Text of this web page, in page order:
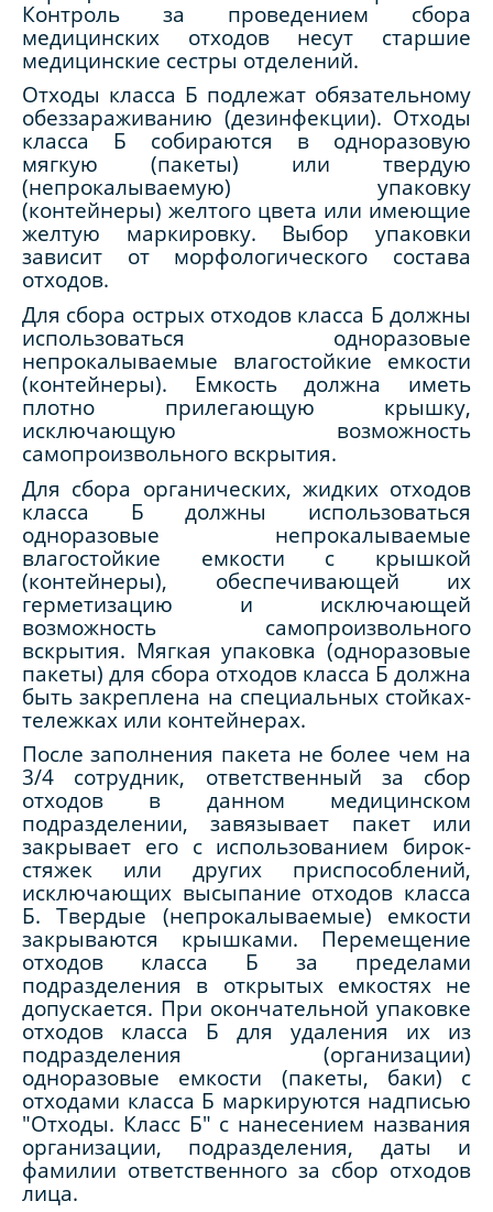
Контроль за проведением сбора
медицинских отходов несут старшие
медицинские сестры отделений.
Отходы класса Б подлежат обязательному
обеззараживанию (дезинфекции). Отходы
класса Б собираются в одноразовую
мягкую (пакеты) или твердую
(непрокалываемую) упаковку
(контейнеры) желтого цвета или имеющие
желтую маркировку. Выбор упаковки
зависит от морфологического состава
отходов.
Для сбора острых отходов класса Б должны
использоваться одноразовые
непрокалываемые влагостойкие емкости
(контейнеры). Емкость должна иметь
плотно прилегающую крышку,
исключающую возможность
самопроизвольного вскрытия.
Для сбора органических, жидких отходов
класса Б должны использоваться
одноразовые непрокалываемые
влагостойкие емкости с крышкой
(контейнеры), обеспечивающей их
герметизацию и исключающей
возможность самопроизвольного
вскрытия. Мягкая упаковка (одноразовые
пакеты) для сбора отходов класса Б должна
быть закреплена на специальных стойках-
тележках или контейнерах.
После заполнения пакета не более чем на
3/4 сотрудник, ответственный за сбор
отходов в данном медицинском
подразделении, завязывает пакет или
закрывает его с использованием бирок-
стяжек или других приспособлений,
исключающих высыпание отходов класса
Б. Твердые (непрокалываемые) емкости
закрываются крышками. Перемещение
отходов класса Б за пределами
подразделения в открытых емкостях не
допускается. При окончательной упаковке
отходов класса Б для удаления их из
подразделения (организации)
одноразовые емкости (пакеты, баки) с
отходами класса Б маркируются надписью
"Отходы. Класс Б" с нанесением названия
организации, подразделения, даты и
фамилии ответственного за сбор отходов
лица.